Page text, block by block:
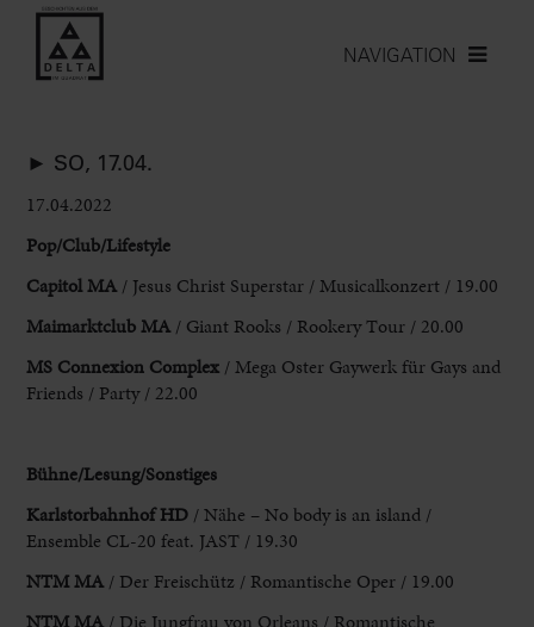
NAVIGATION
► SO, 17.04.
17.04.2022
Pop/Club/Lifestyle
Capitol MA / Jesus Christ Superstar / Musicalkonzert / 19.00
Maimarktclub MA / Giant Rooks / Rookery Tour / 20.00
MS Connexion Complex / Mega Oster Gaywerkfür Gays and
Friends / Party / 22.00
Bühne/Lesung/Sonstiges
KarlstorbahnhofHD / Nähe – No body is an island /
Ensemble CL-20 feat. JAST / 19.30
NTM MA / Der Freischütz / Romantische Oper / 19.00